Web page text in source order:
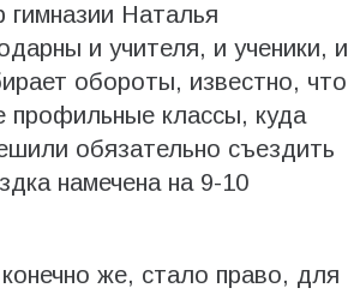
гимназии Наталья
и учителя, и ученики, и
обороты, известно, что
профильные классы, куда
обязательно съездить
намечена на 9-10
же, стало право, для